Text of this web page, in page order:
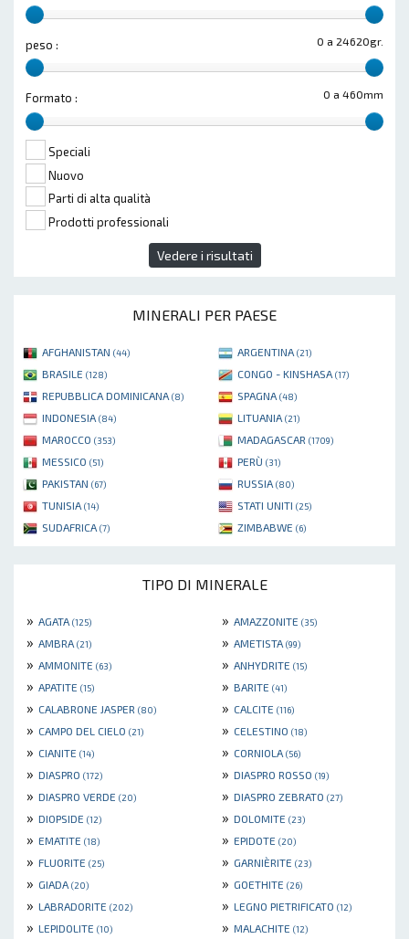
0 a 24620gr.
peso :
0 a 460mm
Formato :
Speciali
Nuovo
Parti di alta qualità
Prodotti professionali
Vedere i risultati
MINERALI PER PAESE
AFGHANISTAN (44) ARGENTINA (21)
BRASILE (128) CONGO - KINSHASA (17)
REPUBBLICA DOMINICANA (8) SPAGNA (48)
INDONESIA (84) LITUANIA (21)
MAROCCO (353) MADAGASCAR (1709)
MESSICO (51) PERÙ (31)
PAKISTAN (67) RUSSIA (80)
TUNISIA (14) STATI UNITI (25)
SUDAFRICA (7) ZIMBABWE (6)
TIPO DI MINERALE
» AGATA (125) » AMAZZONITE (35)
» AMBRA (21) » AMETISTA (99)
» AMMONITE (63) » ANHYDRITE (15)
» APATITE (15) » BARITE (41)
» CALABRONE JASPER (80) » CALCITE (116)
» CAMPO DEL CIELO (21) » CELESTINO (18)
» CIANITE (14) » CORNIOLA (56)
» DIASPRO (172) » DIASPRO ROSSO (19)
» DIASPRO VERDE (20) » DIASPRO ZEBRATO (27)
» DIOPSIDE (12) » DOLOMITE (23)
» EMATITE (18) » EPIDOTE (20)
» FLUORITE (25) » GARNIÈRITE (23)
» GIADA (20) » GOETHITE (26)
» LABRADORITE (202) » LEGNO PIETRIFICATO (12)
» LEPIDOLITE (10) » MALACHITE (12)